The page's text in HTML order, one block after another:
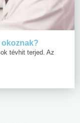
okoznak?
tévhit terjed. Az